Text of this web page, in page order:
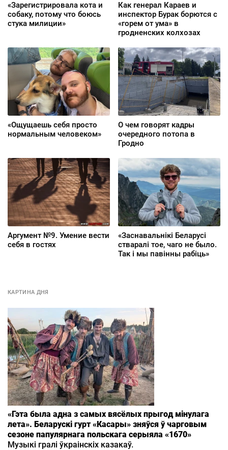
«Зарегистрировала кота и
собаку, потому что боюсь
стука милиции»
Как генерал Караев и
инспектор Бурак борются с
«горем от ума» в
гродненских колхозах
«Ощущаешь себя просто
нормальным человеком»
О чем говорят кадры
очередного потопа в
Гродно
Аргумент №9. Умение вести
себя в гостях
«Заснавальнікі Беларусі
стваралі тое, чаго не было.
Так і мы павінны рабіць»
КАРТИНА ДНЯ
«Гэта была адна з самых вясёлых прыгод мінулага
лета». Беларускі гурт «Касары» зняўся ў чарговым
сезоне папулярнага польскага серыяла «1670»
Музыкі гралі ўкраінскіх казакаў.